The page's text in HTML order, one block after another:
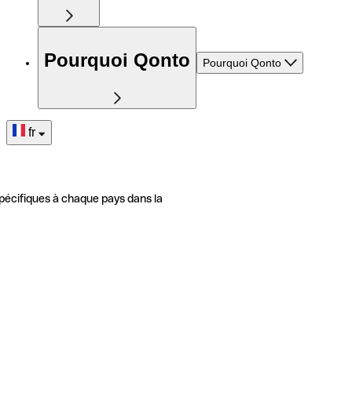
Pourquoi Qonto Pourquoi Qonto
fr
à chaque pays dans la